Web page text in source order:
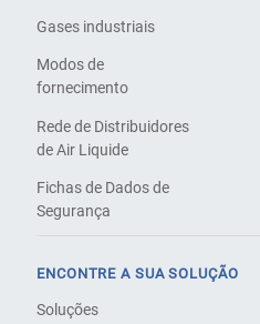
Gases industriais
Modos de
fornecimento
Rede de Distribuidores
de Air Liquide
Fichas de Dados de
Segurança
ENCONTRE A SUA SOLUÇÃO
Soluções